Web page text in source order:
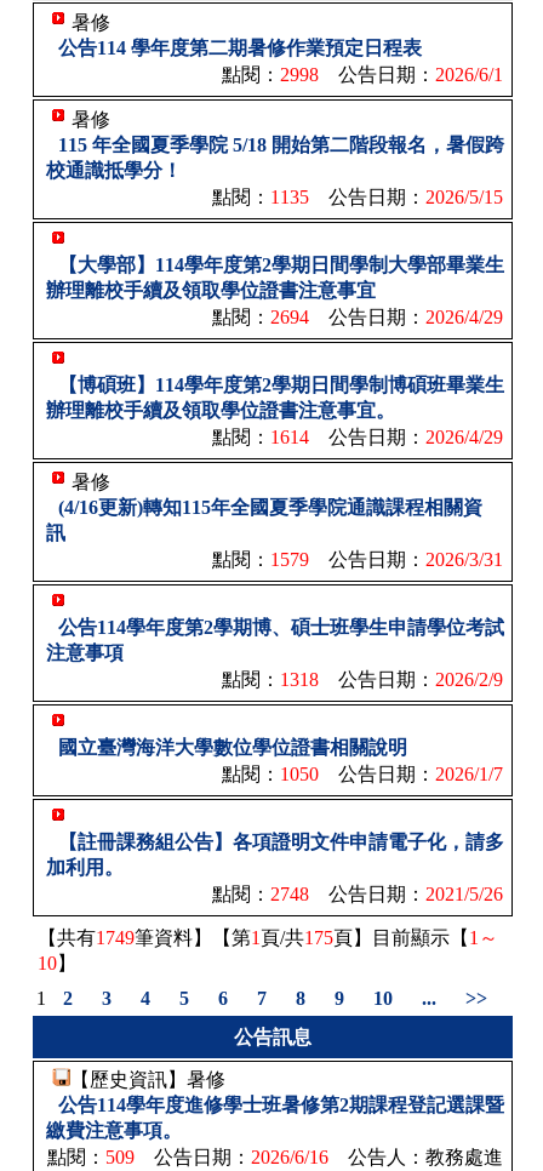
暑修
公告114 學年度第二期暑修作業預定日程表
點閱： 2998 公告日期： 2026/6/1
暑修
115 年全國夏季學院 5/18 開始第二階段報名，暑假跨
校通識抵學分！
點閱： 1135 公告日期： 2026/5/15
【大學部】114學年度第2學期日間學制大學部畢業生
辦理離校手續及領取學位證書注意事宜
點閱： 2694 公告日期： 2026/4/29
【博碩班】114學年度第2學期日間學制博碩班畢業生
辦理離校手續及領取學位證書注意事宜。
點閱： 1614 公告日期： 2026/4/29
暑修
(4/16更新)轉知115年全國夏季學院通識課程相關資
訊
點閱： 1579 公告日期： 2026/3/31
公告114學年度第2學期博、碩士班學生申請學位考試
注意事項
點閱： 1318 公告日期： 2026/2/9
國立臺灣海洋大學數位學位證書相關說明
點閱： 1050 公告日期： 2026/1/7
【註冊課務組公告】各項證明文件申請電子化，請多
加利用。
點閱： 2748 公告日期： 2021/5/26
【共有1749筆資料】【第1 頁/共175頁】目前顯示【 1～
10】
1
2 3 4 5 6 7 8 9 10 ...
>>
公告訊息
【歷史資訊】暑修
公告114學年度進修學士班暑修第2期課程登記選課暨
繳費注意事項。
點閱： 509 公告日期： 2026/6/16 公告人： 教務處進